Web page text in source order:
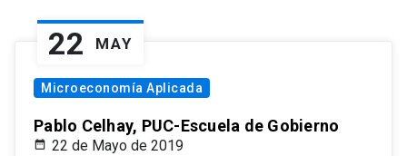
22 MAY
Microeconomía Aplicada
Pablo Celhay, PUC-Escuela de Gobierno
22 de Mayo de 2019